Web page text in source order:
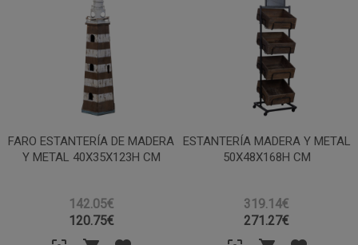
FARO ESTANTERÍA DE MADERA
Y METAL 40X35X123H CM
142.05€
120.75€
ESTANTERÍA MADERA Y METAL
50X48X168H CM
319.14€
271.27€